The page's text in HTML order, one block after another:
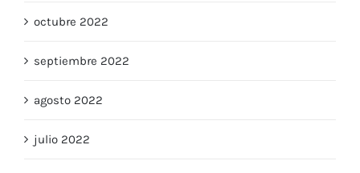
octubre 2022
septiembre 2022
agosto 2022
julio 2022